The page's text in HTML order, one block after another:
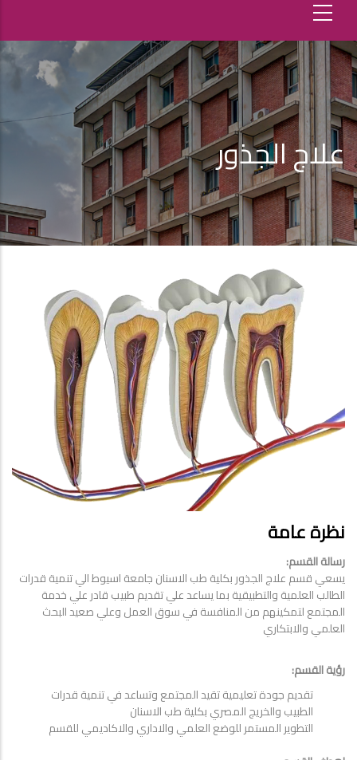
علاج الجذور
نظرة عامة
رسالة القسم:
يسعي قسم علاج الجذور بكلية طب الاسنان جامعة اسيوط الي تنمية قدرات
الطالب العلمية والتطبيقية بما يساعد علي تقديم طبيب قادر علي خدمة
المجتمع لتمكينهم من المنافسة في سوق العمل وعلي صعيد البحث
العلمي والابتكاري
رؤية القسم:
تقديم جودة تعليمية تقيد المجتمع وتساعد في تنمية قدرات
الطبيب والخريج المصري بكلية طب الاسنان
التطوير المستمر للوضع العلمي والاداري والاكاديمي للقسم